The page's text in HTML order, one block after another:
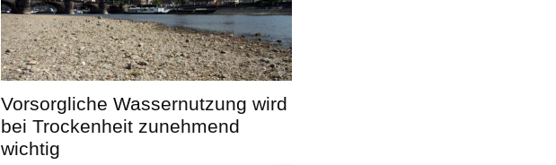
Vorsorgliche Wassernutzung wird
bei Trockenheit zunehmend
wichtig